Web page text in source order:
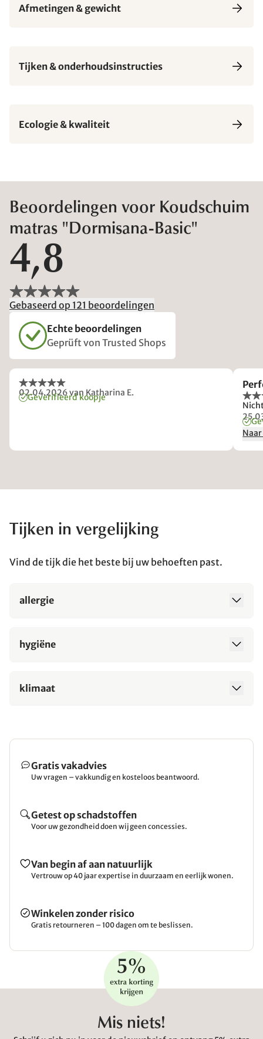
Afmetingen & gewicht
Tijken & onderhoudsinstructies
Ecologie & kwaliteit
Beoordelingen voor Koudschuim
matras "Dormisana-Basic"
4,8
Gebaseerd op 121 beoordelingen
Echte beoordelingen
Geprüft von Trusted Shops
02.04.2026van Katharina E.
Geverifieerd koopje
Tijken in vergelijking
Vind de tijk die het beste bij uw behoeften past.
allergie
hygiëne
klimaat
Gratis vakadvies
Uw vragen – vakkundig en kosteloos beantwoord.
Getest op schadstoffen
Voor uw gezondheid doen wij geen concessies.
Van begin af aan natuurlijk
Vertrouw op 40 jaar expertise in duurzaam en eerlijk wonen.
Winkelen zonder risico
Gratis retourneren – 100 dagen om te beslissen.
Mis niets!